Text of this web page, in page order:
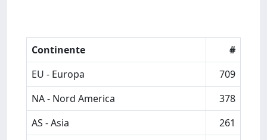
Continente
#
EU - Europa
709
NA - Nord America
378
AS - Asia
261